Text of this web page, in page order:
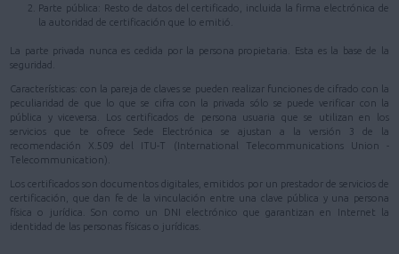
Parte pública: Resto de datos del certificado, incluida la firma electrónica de
la autoridad de certificación que lo emitió.
La parte privada nunca es cedida por la persona propietaria. Esta es la base de la
seguridad.
Características: con la pareja de claves se pueden realizar funciones de cifrado con la
peculiaridad de que lo que se cifra con la privada sólo se puede verificar con la
pública y viceversa. Los certificados de persona usuaria que se utilizan en los
servicios que te ofrece Sede Electrónica se ajustan a la versión 3 de la
recomendación X.509 del ITU-T (International Telecommunications Union -
Telecommunication).
Los certificados son documentos digitales, emitidos por un prestador de servicios de
certificación, que dan fe de la vinculación entre una clave pública y una persona
física o jurídica. Son como un DNI electrónico que garantizan en Internet la
identidad de las personas físicas o jurídicas.